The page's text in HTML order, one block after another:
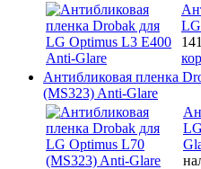
Антибликовая пленка
(MS323) Anti-Glare